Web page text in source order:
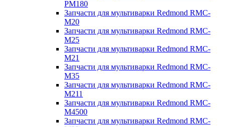
PM180
Запчасти для мультиварки Redmond RMC-
M20
Запчасти для мультиварки Redmond RMC-
M25
Запчасти для мультиварки Redmond RMC-
M21
Запчасти для мультиварки Redmond RMC-
M35
Запчасти для мультиварки Redmond RMC-
M211
Запчасти для мультиварки Redmond RMC-
M4500
Запчасти для мультиварки Redmond RMC-